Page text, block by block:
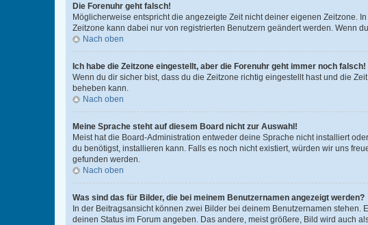
Die Forenuhr geht falsch!
Möglicherweise entspricht die angezeigte Zeit nicht deiner eigenen Zeitzone.
Zeitzone kann dabei nur von registrierten Benutzern geändert werden. Wenn
Nach oben
Ich habe die Zeitzone eingestellt, aber die Forenuhr geht immer noch falsch!
Wenn du dir sicher bist, dass du die Zeitzone richtig eingestellt hast und die
beheben kann.
Nach oben
Meine Sprache steht auf diesem Board nicht zur Auswahl!
Meist hat die Board-Administration entweder deine Sprache nicht installiert
du benötigst, installieren kann. Falls es noch nicht existiert, würden wir uns
gefunden werden.
Nach oben
Was sind das für Bilder, die bei meinem Benutzernamen angezeigt werden?
In der Beitragsansicht können zwei Bilder bei deinem Benutzernamen
deinen Status im Forum angeben. Das andere, meist größere, Bild wird auch